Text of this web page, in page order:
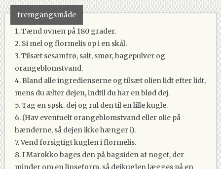
fremgangsmåde
1. Tænd ovnen på 180 grader.
2. Si mel og flormelis op i en skål.
3. Tilsæt sesamfrø, salt, smør, bagepulver og
orangeblomstvand.
4. Bland alle ingredienserne og tilsæt olien lidt efter lidt,
mens du ælter dejen, indtil du har en blød dej.
5. Tag en spsk. dej og rul den til en lille kugle.
6. (Hav eventuelt orangeblomstvand eller olie på
hænderne, så dejen ikke hænger i).
7. Vend forsigtigt kuglen i flormelis.
8. I Marokko bages den på bagsiden af noget, der
minder om en linseform, så dejkuglen lægges på en